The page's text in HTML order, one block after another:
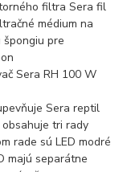
filtra Sera fil
médium na
pre
Sera RH 100 W
Sera reptil
tri rady
rade sú LED modré
majú separátne